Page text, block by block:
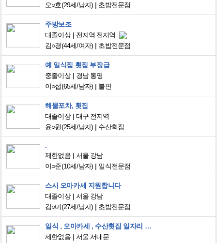
오○호(29세/남자) 초밥전문점
주방보조
대졸이상
전지역 전지역
김○경(44세/여자) 초밥전문점
예 일식집 횟집 부장급
중졸이상
경남 통영
이○섭(65세/남자) 불판
해물포차, 횟집
대졸이상
대구 전지역
윤○원(25세/남자) 수산회집
.
제한없음
서울 강남
이○준(10세/남자) 일식전문점
스시 오마카세 지원합니다
대졸이상
서울 강남
김○미(27세/남자) 초밥전문점
일식 , 오마카세 , 수산횟집 일자리 찾고있습니다
제한없음
서울 서대문